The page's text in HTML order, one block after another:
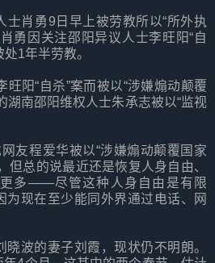
士肖勇9日早上被劳教所以“所外执
勇因关注邵阳异议人士李旺阳“自
1年半劳教。
阳“自杀”案而被以“涉嫌煽动颠覆
湖南邵阳维权人士朱承志被以“监视
友程爱华被以“涉嫌煽动颠覆国家
但总的说最近还是恢复人身自由、
更多——尽管这种人身自由是有限
为现在至少能同外界通过电话、网
波的妻子刘霞，现状仍不明朗。